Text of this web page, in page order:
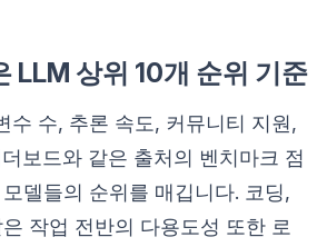
LLM 상위 10개 순위 기준
수 수, 추론 속도, 커뮤니티 지원,
보드와 같은 출처의 벤치마크 점
델들의 순위를 매깁니다. 코딩,
작업 전반의 다용도성 또한 로